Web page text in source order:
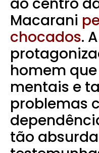
ao centro
Macarani
chocados.
homem
mentais e
problemas
tão